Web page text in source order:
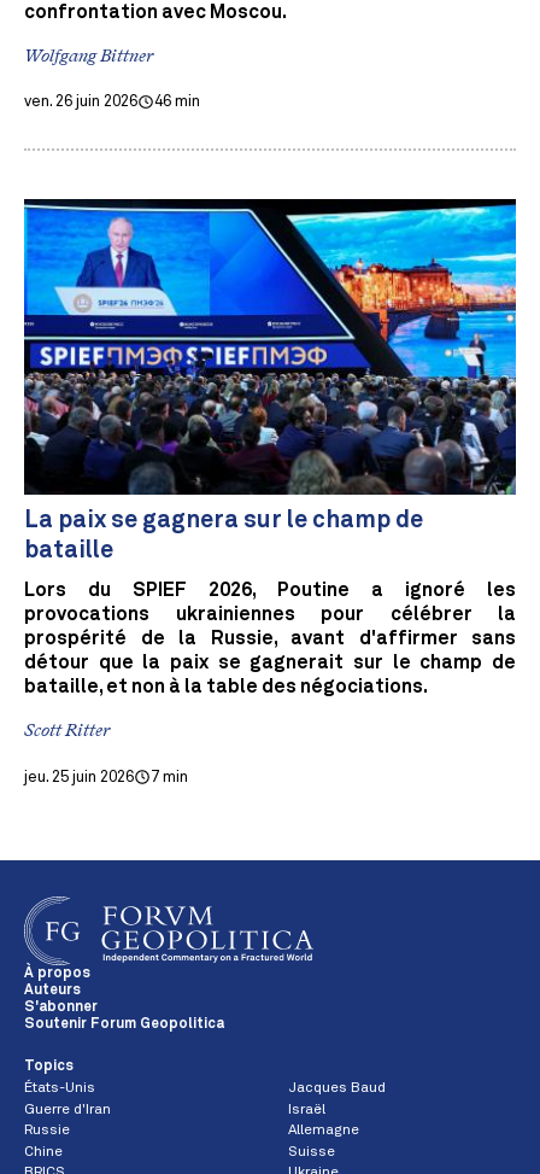
confrontation avec Moscou.
Wolfgang Bittner
ven. 26 juin 2026 46 min
La paix se gagnera sur le champ de
bataille
Lors du SPIEF 2026, Poutine a ignoré les
provocations ukrainiennes pour célébrer la
prospérité de la Russie, avant d'affirmer sans
détour que la paix se gagnerait sur le champ de
bataille, et non à la table des négociations.
Scott Ritter
jeu. 25 juin 2026 7 min
À propos
Auteurs
S'abonner
Soutenir Forum Geopolitica
Topics
États-Unis
Jacques Baud
Guerre d'Iran
Israël
Russie
Allemagne
Chine
Suisse